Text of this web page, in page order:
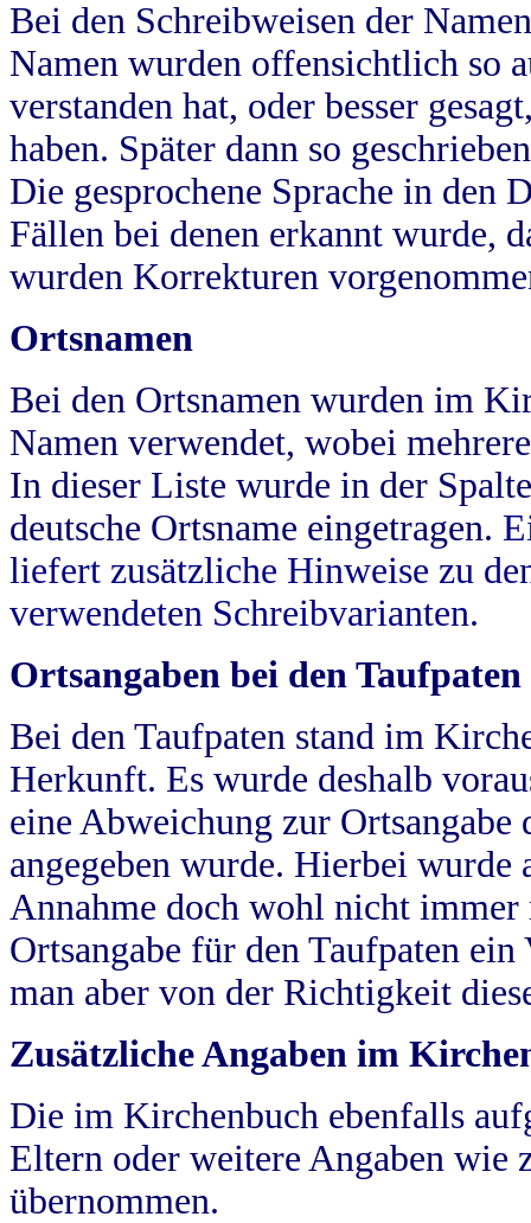
Bei den Schreibweisen der
Namen wurden offensichtlich so
verstanden hat, oder besser
haben. Später dann so
Die gesprochene Sprache in
Fällen bei denen erkannt wurde,
wurden Korrekturen
Ortsnamen
Bei den Ortsnamen wurden im
Namen verwendet, wobei
In dieser Liste wurde in der
deutsche Ortsname eingetragen.
liefert zusätzliche Hinweise zu
verwendeten Schreibvarianten.
Ortsangaben bei den Taufpaten
Bei den Taufpaten stand im
Herkunft. Es wurde deshalb
eine Abweichung zur
angegeben wurde. Hierbei wurde
Annahme doch wohl nicht
Ortsangabe für den Taufpaten
man aber von der Richtigkeit
Zusätzliche Angaben im
Die im Kirchenbuch ebenfalls
Eltern oder weitere Angaben wie
übernommen.